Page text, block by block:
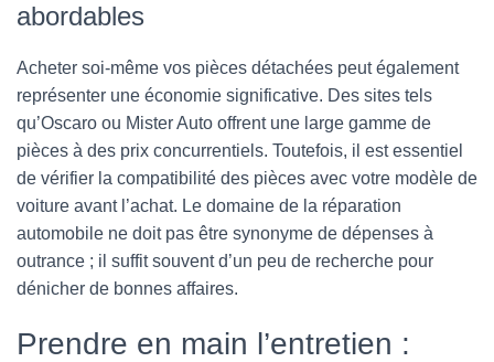
abordables
Acheter soi-même vos pièces détachées peut également
représenter une économie significative. Des sites tels
qu’Oscaro ou Mister Auto offrent une large gamme de
pièces à des prix concurrentiels. Toutefois, il est essentiel
de vérifier la compatibilité des pièces avec votre modèle de
voiture avant l’achat. Le domaine de la réparation
automobile ne doit pas être synonyme de dépenses à
outrance ; il suffit souvent d’un peu de recherche pour
dénicher de bonnes affaires.
Prendre en main l’entretien :